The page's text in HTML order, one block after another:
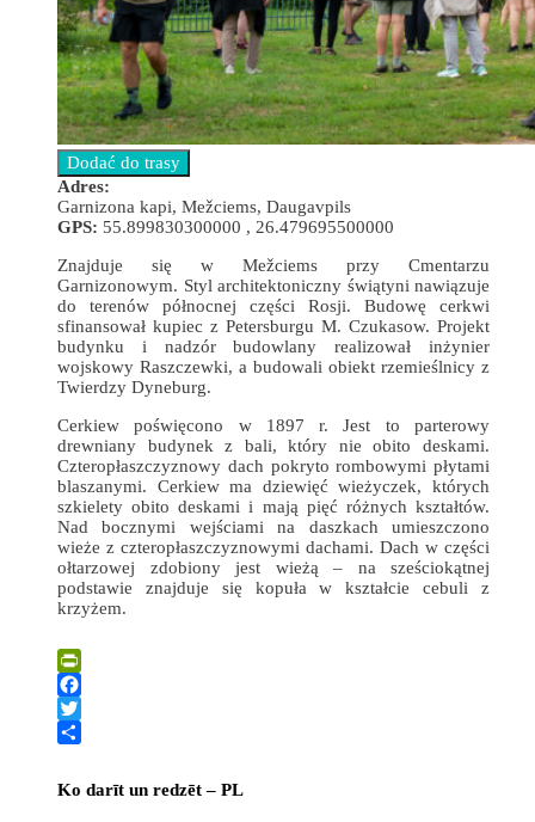
Adres:
Garnizona kapi, Mežciems, Daugavpils
GPS: 55.899830300000 , 26.479695500000
Znajduje się w Mežciems przy Cmentarzu
Garnizonowym. Styl architektoniczny świątyni nawiązuje
do terenów północnej części Rosji. Budowę cerkwi
sfinansował kupiec z Petersburgu M. Czukasow. Projekt
budynku i nadzór budowlany realizował inżynier
wojskowy Raszczewki, a budowali obiekt rzemieślnicy z
Twierdzy Dyneburg.
Cerkiew poświęcono w 1897 r. Jest to parterowy
drewniany budynek z bali, który nie obito deskami.
Czteropłaszczyznowy dach pokryto rombowymi płytami
blaszanymi. Cerkiew ma dziewięć wieżyczek, których
szkielety obito deskami i mają pięć różnych kształtów.
Nad bocznymi wejściami na daszkach umieszczono
wieże z czteropłaszczyznowymi dachami. Dach w części
ołtarzowej zdobiony jest wieżą – na sześciokątnej
podstawie znajduje się kopuła w kształcie cebuli z
krzyżem.
PrintFriendly
Facebook
Twitter
Ko darīt un redzēt – PL